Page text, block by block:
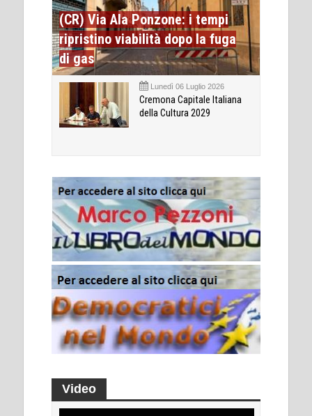
(CR) Via Ala Ponzone: i tempi
ripristino viabilità dopo la fuga
di gas
Lunedì 06 Luglio 2026
Cremona Capitale Italiana
della Cultura 2029
Video